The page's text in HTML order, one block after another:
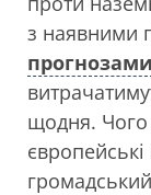
з наявними
прогнозами
щодня. Чого